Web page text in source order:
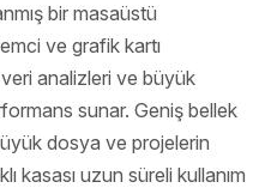
bir masaüstü
ve grafik kartı
analizleri ve büyük
sunar. Geniş bellek
dosya ve projelerin
kasası uzun süreli kullanım